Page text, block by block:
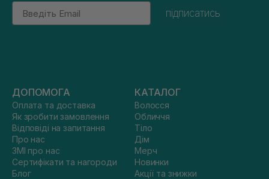
Email
підписатись
ДОПОМОГА
Оплата та доставка
Як зробити замовлення
Відповіді на запитання
Про нас
ЗМІ про нас
Сертифікати та нагороди
Блог
КАТАЛОГ
Волосся
Обличчя
Тіло
Дім
Мерч
Новинки
Акції та знижки